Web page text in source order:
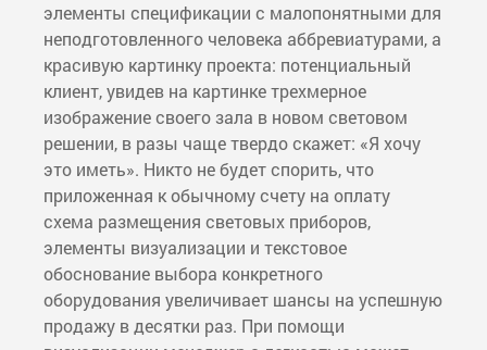
элементы спецификации с малопонятными для
неподготовленного человека аббревиатурами, а
красивую картинку проекта: потенциальный
клиент, увидев на картинке трехмерное
изображение своего зала в новом световом
решении, в разы чаще твердо скажет: «Я хочу
это иметь». Никто не будет спорить, что
приложенная к обычному счету на оплату
схема размещения световых приборов,
элементы визуализации и текстовое
обоснование выбора конкретного
оборудования увеличивает шансы на успешную
продажу в десятки раз. При помощи